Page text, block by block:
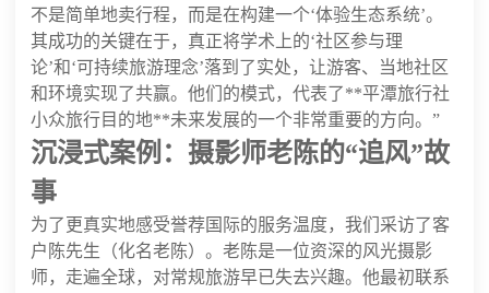
不是简单地卖行程，而是在构建一个‘体验生态系统’。
其成功的关键在于，真正将学术上的‘社区参与理
论’和‘可持续旅游理念’落到了实处，让游客、当地社区
和环境实现了共赢。他们的模式，代表了**平潭旅行社
小众旅行目的地**未来发展的一个非常重要的方向。”
沉浸式案例：摄影师老陈的“追风”故
事
为了更真实地感受誉荐国际的服务温度，我们采访了客
户陈先生（化名老陈）。老陈是一位资深的风光摄影
师，走遍全球，对常规旅游早已失去兴趣。他最初联系